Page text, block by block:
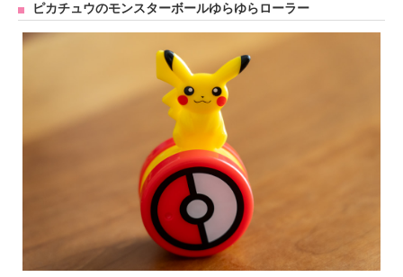
ピカチュウのモンスターボールゆらゆらローラー